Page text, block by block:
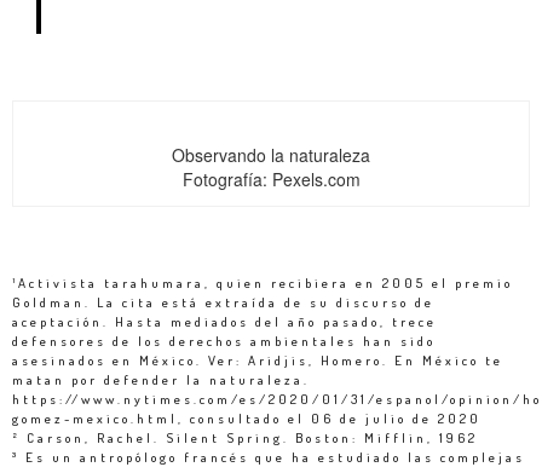
Observando la naturaleza
Fotografía: Pexels.com
¹Activista tarahumara, quien recibiera en 2005 el premio
Goldman. La cita está extraída de su discurso de
aceptación. Hasta mediados del año pasado, trece
defensores de los derechos ambientales han sido
asesinados en México. Ver: Aridjis, Homero. En México te
matan por defender la naturaleza.
https://www.nytimes.com/es/2020/01/31/espanol/opinion/
gomez-mexico.html, consultado el 06 de julio de 2020
² Carson, Rachel. Silent Spring. Boston: Mifflin, 1962
³ Es un antropólogo francés que ha estudiado las complejas